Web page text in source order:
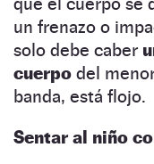
un frenazo o
solo debe caber
cuerpo del
banda, está flojo.
Sentar al niño